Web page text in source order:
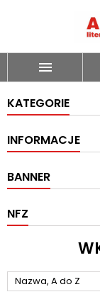

KATEGORIE
INFORMACJE
BANNER
NFZ
Nazwa, A do Z